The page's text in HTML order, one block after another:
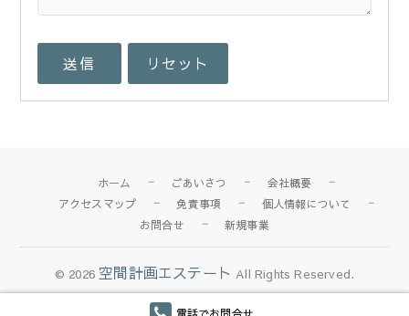
ホーム ごあいさつ
会社概要
アクセスマップ
免責事項
個人情報について
お問合せ
新規事業
© 2026 空間計画エステート All Rights Reserved.